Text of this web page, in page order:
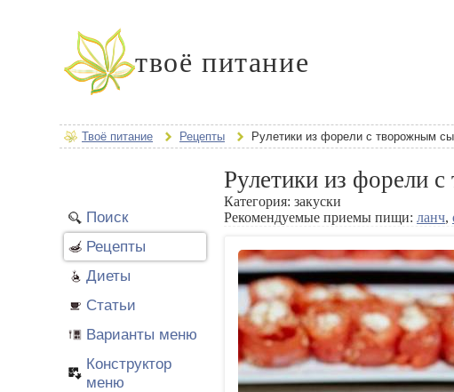
твоё питание
Твоё питание Рецепты Рулетики из форели с творожным
Поиск
Рецепты
Диеты
Статьи
Варианты меню
Конструктор
меню
Рулетики из форели
Категория: закуски
Рекомендуемые приемы пищи: ланч,